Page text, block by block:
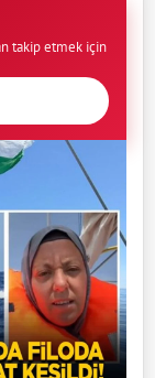
takip etmek için